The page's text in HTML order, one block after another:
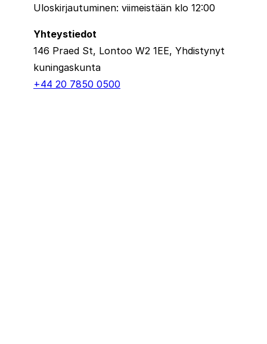
Uloskirjautuminen: viimeistään klo 12:00
Yhteystiedot
146 Praed St, Lontoo W2 1EE, Yhdistynyt
kuningaskunta
+44 20 7850 0500